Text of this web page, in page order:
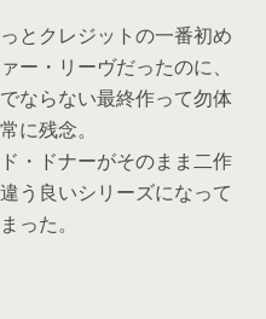
とクレジットの一番初め
ー・リーヴだったのに、
ならない最終作って勿体
に残念。
・ドナーがそのまま二作
う良いシリーズになって
った。